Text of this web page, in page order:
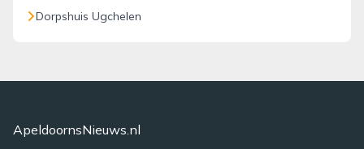
Dorpshuis Ugchelen
ApeldoornsNieuws.nl